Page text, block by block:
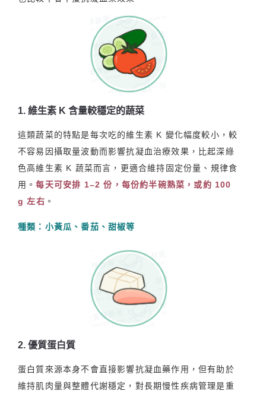
1. 維生素 K 含量較穩定的蔬菜
這類蔬菜的特點是每次吃的維生素 K 變化幅度較小，較
不容易因攝取量波動而影響抗凝血治療效果，比起深綠
色高維生素 K 蔬菜而言，更適合維持固定份量、規律食
用。每天可安排 1–2 份，每份約半碗熟菜，或約 100
g 左右 。
種類：小黃瓜、番茄、甜椒等
2. 優質蛋白質
蛋白質來源本身不會直接影響抗凝血藥作用，但有助於
維持肌肉量與整體代謝穩定，對長期慢性疾病管理是重